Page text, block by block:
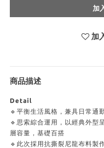
加
加
商品描述
Detail
🔹平衡生活風格，兼具日常通
🔹思索綜合運用，以經典外型
層容量，基礎百搭
🔹此次採用抗撕裂尼龍布料製